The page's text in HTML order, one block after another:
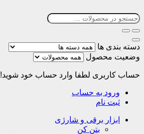
دسته بندی ها
وضعیت محصول
حساب کاربری لطفا وارد حساب خود شوید!
ورود به حساب
ثبت نام
ابزار برقی و شارژی
بتن کن